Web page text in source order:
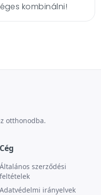
kombinálni!
otthonodba.
Cég
Általános szerződési
feltételek
Adatvédelmi irányelvek